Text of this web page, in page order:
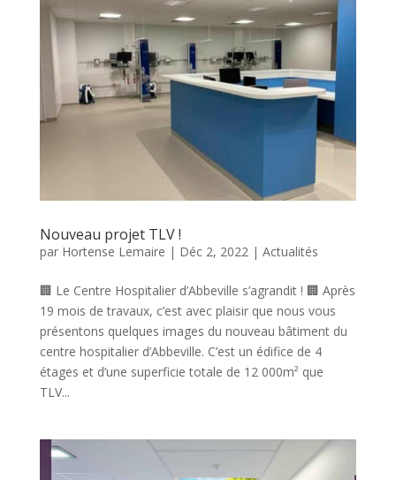
Nouveau projet TLV !
par Hortense Lemaire | Déc 2, 2022| Actualités
🏢 Le Centre Hospitalier d’Abbeville s’agrandit ! 🏢 Après
19 mois de travaux, c’est avec plaisir que nous vous
présentons quelques images du nouveau bâtiment du
centre hospitalier d’Abbeville. C’est un édifice de 4
étages et d’une superficie totale de 12 000m² que
TLV...